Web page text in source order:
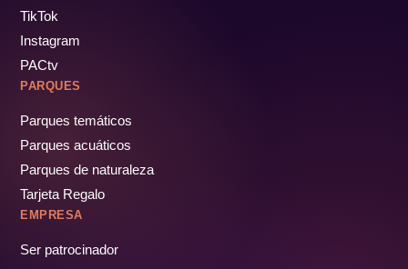
TikTok
Instagram
PACtv
PARQUES
Parques temáticos
Parques acuáticos
Parques de naturaleza
Tarjeta Regalo
EMPRESA
Ser patrocinador